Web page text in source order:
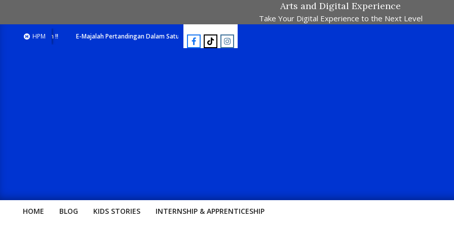
Arts and Digital Experience
Take Your Digital Experience to the Next Level
HPME-Majalah Pertandingan Dalam Satu Laman. Pick Your Passion !!
HOME BLOG KIDS STORIES INTERNSHIP & APPRENTICESHIP